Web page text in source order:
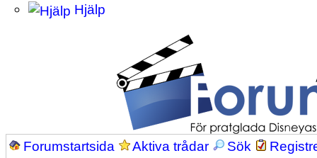
Hjälp
Forumstartsida Aktiva trådar Sök